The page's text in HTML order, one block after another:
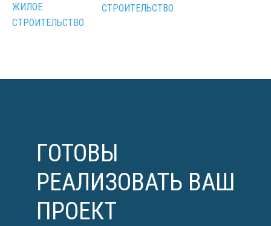
ЖИЛОЕ
СТРОИТЕЛЬСТВО
СТРОИТЕЛЬСТВО
ГОТОВЫ
РЕАЛИЗОВАТЬ ВАШ
ПРОЕКТ